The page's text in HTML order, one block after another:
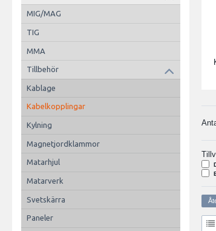
MIG/MAG
TIG
MMA
Tillbehör
Kablage
Kabelkopplingar
Kylning
Magnetjordklammor
Matarhjul
Matarverk
Svetskärra
Paneler